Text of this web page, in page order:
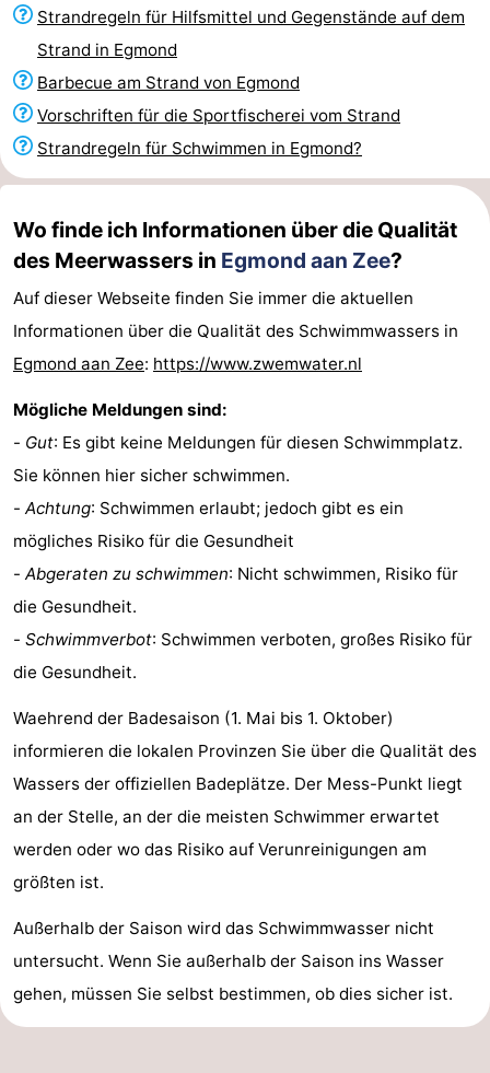
Schwimmbader
Radfahren
-
Wandern
-
Golfplatze
-
Surfen
-
Sportangeln
Blumen
und
trinken
Veranstaltungen
Praktisch
Forum
Route
-
Parken
Reisebuchshop
Adressen
Region
-
Natur
Schoorlse
Duinen
-
aan
Bergen
-
Strandregeln für Hilfsmittel und Gegenstände auf dem
Strand in Egmond
Barbecue am Strand von Egmond
Vorschriften für die Sportfischerei vom Strand
Strandregeln für Schwimmen in Egmond?
Wo finde ich Informationen über die Qualität
des Meerwassers in Egmond aan Zee?
Auf dieser Webseite finden Sie immer die aktuellen
Informationen über die Qualität des Schwimmwassers in
Egmond aan Zee: https://www.zwemwater.nl
Mögliche Meldungen sind:
- Gut: Es gibt keine Meldungen für diesen Schwimmplatz.
Sie können hier sicher schwimmen.
- Achtung: Schwimmen erlaubt; jedoch gibt es ein
mögliches Risiko für die Gesundheit
- Abgeraten zu schwimmen: Nicht schwimmen, Risiko für
die Gesundheit.
- Schwimmverbot: Schwimmen verboten, großes Risiko für
die Gesundheit.
Waehrend der Badesaison (1. Mai bis 1. Oktober)
informieren die lokalen Provinzen Sie über die Qualität des
Wassers der offiziellen Badeplätze. Der Mess-Punkt liegt
an der Stelle, an der die meisten Schwimmer erwartet
werden oder wo das Risiko auf Verunreinigungen am
größten ist.
Außerhalb der Saison wird das Schwimmwasser nicht
untersucht. Wenn Sie außerhalb der Saison ins Wasser
gehen, müssen Sie selbst bestimmen, ob dies sicher ist.